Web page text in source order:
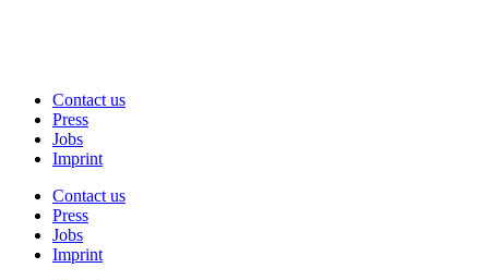
Contact us
Press
Jobs
Imprint
Contact us
Press
Jobs
Imprint